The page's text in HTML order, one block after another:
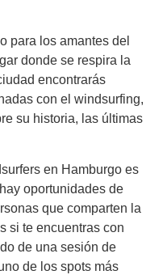
para los amantes del
donde se respira la
encontrarás
con el windsurfing,
su historia, las últimas
en Hamburgo es
oportunidades de
que comparten la
si te encuentras con
de una sesión de
de los spots más